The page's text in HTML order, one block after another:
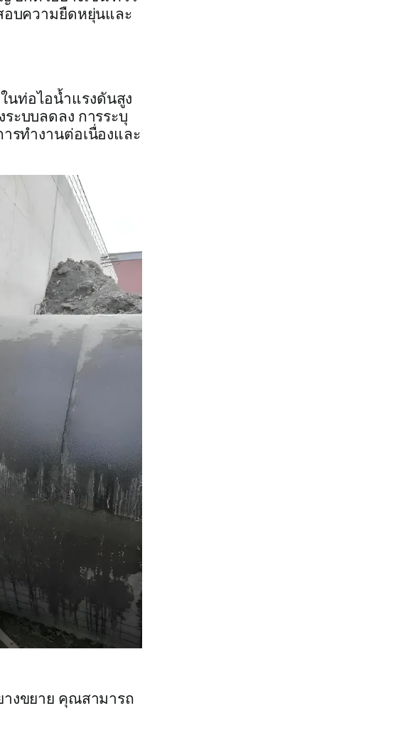
อบความยืดหยุ่นและ
นท่อไอน้ำแรงดันสูง
ะบบลดลง การระบุ
รทำงานต่อเนื่องและ
างขยาย คุณสามารถ